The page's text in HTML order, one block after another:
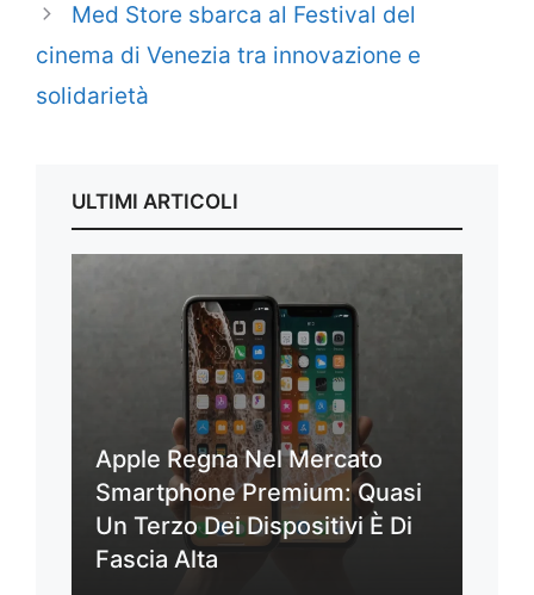
Med Store sbarca al Festival del
cinema di Venezia tra innovazione e
solidarietà
ULTIMI ARTICOLI
Apple Regna Nel Mercato
Smartphone Premium: Quasi
Un Terzo Dei Dispositivi È Di
Fascia Alta